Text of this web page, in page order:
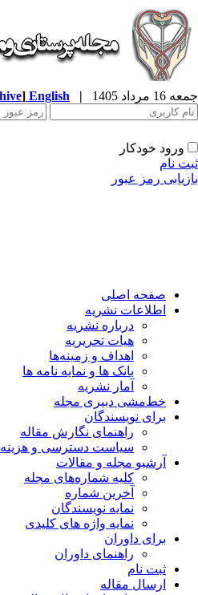
جمعه 16 مرداد 1405 |
English
]
ورود خودکار
ثبت نام
بازیابی رمز عبور
صفحه اصلی
اطلاعات نشریه
درباره نشریه
هیات تحریریه
اهداف و زمینه‌ها
بانک ها و نمایه نامه ها
آمار نشریه
خط‌مشی دبیری مجله
برای نویسندگان
راهنمای نگارش مقاله
سیاست دسترسی و
آرشیو مجله و مقالات
کلیه شماره‌های مجله
آخرین شماره
نمایه نویسندگان
نمایه واژه های کلیدی
برای داوران
راهنمای داوران
ثبت نام
ارسال مقاله